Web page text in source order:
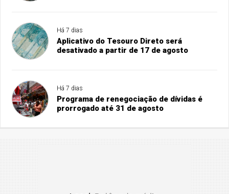
Há 7 dias
Aplicativo do Tesouro Direto será
desativado a partir de 17 de agosto
Há 7 dias
Programa de renegociação de dívidas é
prorrogado até 31 de agosto